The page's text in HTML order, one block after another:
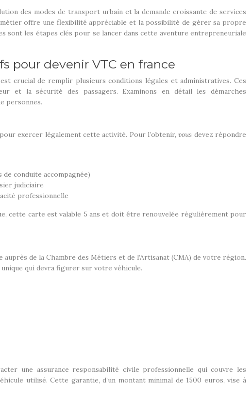
des modes de transport urbain et la demande croissante de services
offre une flexibilité appréciable et la possibilité de gérer sa propre
sont les étapes clés pour se lancer dans cette aventure entrepreneuriale
pour devenir VTC en france
crucial de remplir plusieurs conditions légales et administratives. Ces
et la sécurité des passagers. Examinons en détail les démarches
personnes.
exercer légalement cette activité. Pour l’obtenir,vous devez répondre
de conduite accompagnée)
judiciaire
professionnelle
cette carte est valable 5 ans et doit être renouvelée régulièrement pour
de la Chambre des Métiers et de l’Artisanat (CMA) de votre région.
qui devra figurer sur votre véhicule.
une assurance responsabilité civile professionnelle qui couvre les
utilisé. Cette garantie, d’un montant minimal de 1500 euros, vise à